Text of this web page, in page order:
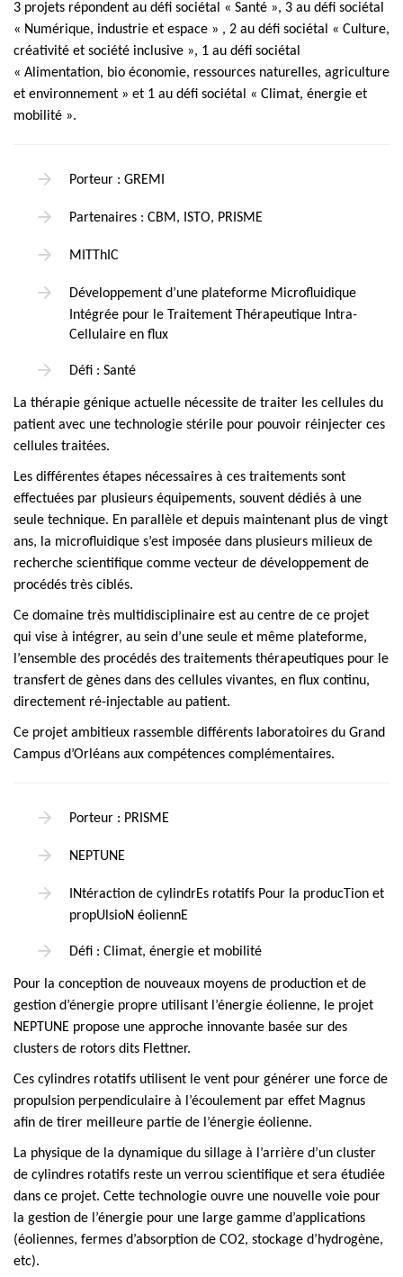
3 projets répondent au défi sociétal « Santé », 3 au défi sociétal
« Numérique, industrie et espace » , 2 au défi sociétal « Culture,
créativité et société inclusive », 1 au défi sociétal
« Alimentation, bio économie, ressources naturelles, agriculture
et environnement » et 1 au défi sociétal « Climat, énergie et
mobilité ».
Porteur : GREMI
Partenaires : CBM, ISTO, PRISME
MITThIC
Développement d’une plateforme Microfluidique
Intégrée pour le Traitement Thérapeutique Intra-
Cellulaire en flux
Défi : Santé
La thérapie génique actuelle nécessite de traiter les cellules du
patient avec une technologie stérile pour pouvoir réinjecter ces
cellules traitées.
Les différentes étapes nécessaires à ces traitements sont
effectuées par plusieurs équipements, souvent dédiés à une
seule technique. En parallèle et depuis maintenant plus de vingt
ans, la microfluidique s’est imposée dans plusieurs milieux de
recherche scientifique comme vecteur de développement de
procédés très ciblés.
Ce domaine très multidisciplinaire est au centre de ce projet
qui vise à intégrer, au sein d’une seule et même plateforme,
l’ensemble des procédés des traitements thérapeutiques pour le
transfert de gènes dans des cellules vivantes, en flux continu,
directement ré-injectable au patient.
Ce projet ambitieux rassemble différents laboratoires du Grand
Campus d’Orléans aux compétences complémentaires.
Porteur : PRISME
NEPTUNE
INtéraction de cylindrEs rotatifs Pour la producTion et
propUlsioN éoliennE
Défi : Climat, énergie et mobilité
Pour la conception de nouveaux moyens de production et de
gestion d’énergie propre utilisant l’énergie éolienne, le projet
NEPTUNE propose une approche innovante basée sur des
clusters de rotors dits Flettner.
Ces cylindres rotatifs utilisent le vent pour générer une force de
propulsion perpendiculaire à l’écoulement par effet Magnus
afin de tirer meilleure partie de l’énergie éolienne.
La physique de la dynamique du sillage à l’arrière d’un cluster
de cylindres rotatifs reste un verrou scientifique et sera étudiée
dans ce projet. Cette technologie ouvre une nouvelle voie pour
la gestion de l’énergie pour une large gamme d’applications
(éoliennes, fermes d’absorption de CO2, stockage d’hydrogène,
etc).